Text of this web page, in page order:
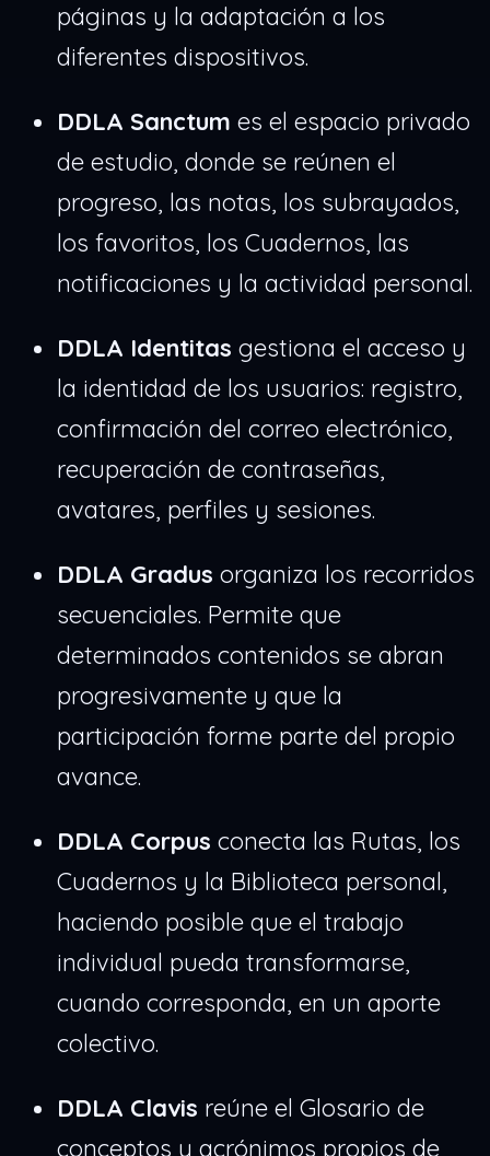
páginas y la adaptación a los
diferentes dispositivos.
DDLA Sanctum es el espacio privado
de estudio, donde se reúnen el
progreso, las notas, los subrayados,
los favoritos, los Cuadernos, las
notificaciones y la actividad personal.
DDLA Identitas gestiona el acceso y
la identidad de los usuarios: registro,
confirmación del correo electrónico,
recuperación de contraseñas,
avatares, perfiles y sesiones.
DDLA Gradus organiza los recorridos
secuenciales. Permite que
determinados contenidos se abran
progresivamente y que la
participación forme parte del propio
avance.
DDLA Corpus conecta las Rutas, los
Cuadernos y la Biblioteca personal,
haciendo posible que el trabajo
individual pueda transformarse,
cuando corresponda, en un aporte
colectivo.
DDLA Clavis reúne el Glosario de
conceptos y acrónimos propios de